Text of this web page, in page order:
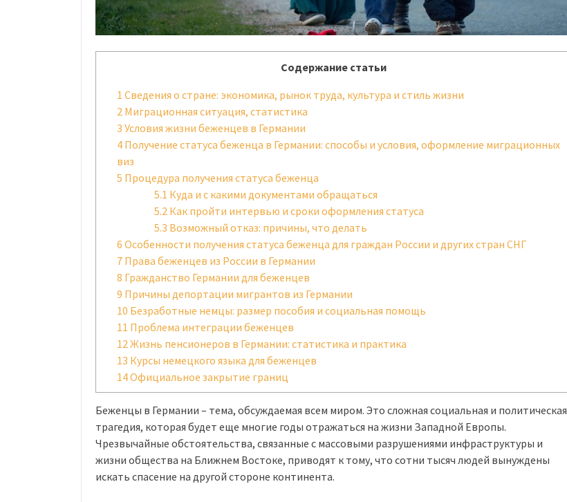
Содержание статьи
1 Сведения о стране: экономика, рынок труда, культура и стиль жизни
2 Миграционная ситуация, статистика
3 Условия жизни беженцев в Германии
4 Получение статуса беженца в Германии: способы и условия, оформление миграционных
виз
5 Процедура получения статуса беженца
5.1 Куда и с какими документами обращаться
5.2 Как пройти интервью и сроки оформления статуса
5.3 Возможный отказ: причины, что делать
6 Особенности получения статуса беженца для граждан России и других стран СНГ
7 Права беженцев из России в Германии
8 Гражданство Германии для беженцев
9 Причины депортации мигрантов из Германии
10 Безработные немцы: размер пособия и социальная помощь
11 Проблема интеграции беженцев
12Жизнь пенсионеров в Германии: статистика и практика
13 Курсы немецкого языка для беженцев
14Официальное закрытие границ
Беженцы в Германии – тема, обсуждаемая всем миром. Это сложная социальная и политическая
трагедия, которая будет еще многие годы отражаться на жизни Западной Европы.
Чрезвычайные обстоятельства, связанные с массовыми разрушениями инфраструктуры и
жизни общества на Ближнем Востоке, приводят к тому, что сотни тысяч людей вынуждены
искать спасение на другой стороне континента.